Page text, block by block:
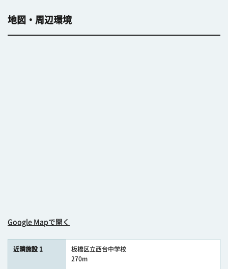
地図・周辺環境
Google Mapで開く
近隣施設 1
板橋区立西台中学校
270m